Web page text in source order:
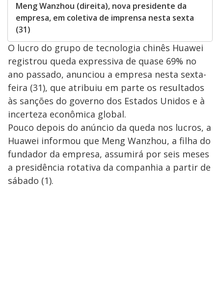
Meng Wanzhou (direita), nova presidente da
empresa, em coletiva de imprensa nesta sexta
(31)
O lucro do grupo de tecnologia chinês Huawei
registrou queda expressiva de quase 69% no
ano passado, anunciou a empresa nesta sexta-
feira (31), que atribuiu em parte os resultados
às sanções do governo dos Estados Unidos e à
incerteza econômica global.
Pouco depois do anúncio da queda nos lucros, a
Huawei informou que Meng Wanzhou, a filha do
fundador da empresa, assumirá por seis meses
a presidência rotativa da companhia a partir de
sábado (1).